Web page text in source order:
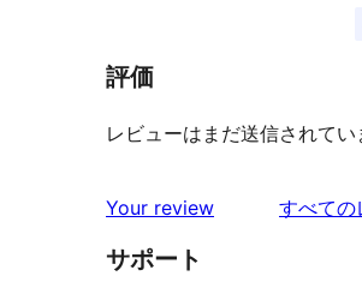
評価
レビューはまだ送信されてい
Your review すべての
サポート